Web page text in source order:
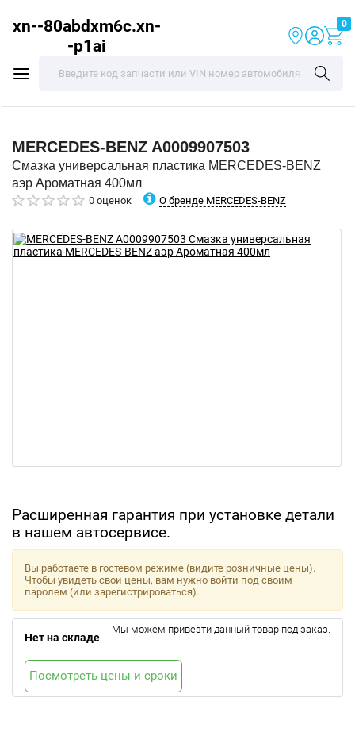
xn--80abdxm6c.xn-
-p1ai
0
MERCEDES-BENZ A0009907503
Смазка универсальная пластика MERCEDES-BENZ
аэр Ароматная 400мл
0 оценок О бренде MERCEDES-BENZ
Расширенная гарантия при установке детали
в нашем автосервисе.
Вы работаете в гостевом режиме (видите розничные цены).
Чтобы увидеть свои цены, вам нужно войти под своим
паролем (или зарегистрироваться).
Нет на складе
Мы можем привезти данный товар под заказ.
Посмотреть цены и сроки